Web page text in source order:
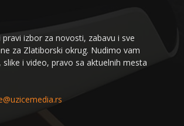
izbor za novosti, zabavu i sve
za Zlatiborski okrug. Nudimo vam
i video, pravo sa aktuelnih mesta